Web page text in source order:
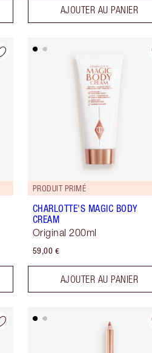
AJOUTER AU PANIER
PRODUIT PRIMÉ
CHARLOTTE'S MAGIC BODY
CREAM
Original 200ml
59,00 €
AJOUTER AU PANIER